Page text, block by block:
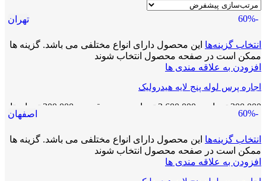
-60% تهران
انتخاب گزینه‌ها این محصول دارای انواع مختلفی می باشد. گزینه ها
ممکن است در صفحه محصول انتخاب شوند
افزودن به علاقه مندی ها
اجاره پرس لوله پنج لایه هیدرولیک
300,000 تومان 3,600,000 تومان
محدوده قیمت: 300,000 تومان تا
3,600,000 تومان
-60% اصفهان
انتخاب گزینه‌ها این محصول دارای انواع مختلفی می باشد. گزینه ها
ممکن است در صفحه محصول انتخاب شوند
افزودن به علاقه مندی ها